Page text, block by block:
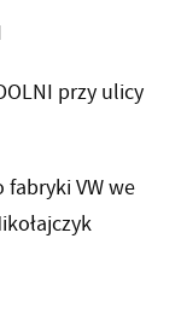
przy ulicy
fabryki VW we